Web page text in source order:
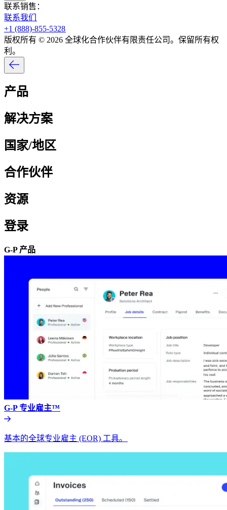
联系销售：​​
联系我们​​
+1 (888)-855-5328​​
版权所有 © 2026 全球化合作伙伴有限责任公司。保留所有权
利。​​
产品​​
解决方案​​
国家/地区​​
合作伙伴​​
资源​​
登录​​
G-P 产品​​
G-P 专业雇主™​​
基本的全球专业雇主 (EOR) 工具。​​